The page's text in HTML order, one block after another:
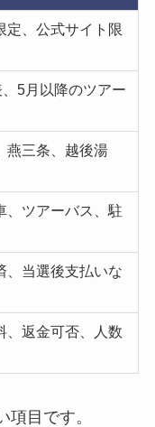
定、公式サイト限
5月以降のツアー
燕三条、越後湯
、ツアーバス、駐
、当選後支払いな
、返金可否、人数
目です。